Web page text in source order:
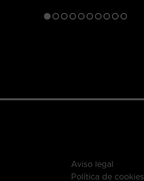
Aviso legal
Política de cookies